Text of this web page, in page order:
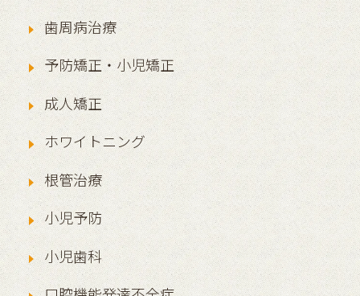
歯周病治療
予防矯正・小児矯正
成人矯正
ホワイトニング
根管治療
小児予防
小児歯科